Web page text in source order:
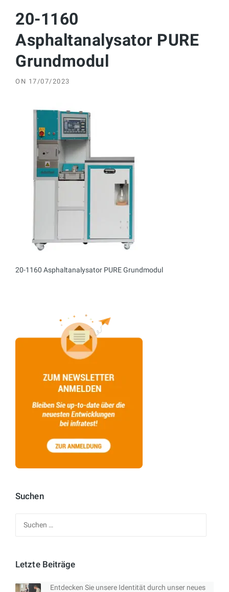
20-1160
Asphaltanalysator PURE
Grundmodul
ON 17/07/2023
20-1160 Asphaltanalysator PURE Grundmodul
Suchen
Letzte Beiträge
Entdecken Sie unsere Identität durch unser neues